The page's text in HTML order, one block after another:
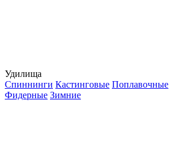
Удилища
Спиннинги Кастинговые Поплавочные
Фидерные Зимние